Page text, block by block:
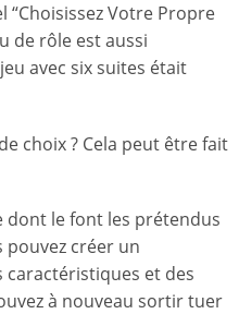
Votre Propre
de rôle est aussi
avec six suites était
choix ? Cela peut être fait
dont le font les prétendus
pouvez créer un
caractéristiques et des
à nouveau sortir tuer